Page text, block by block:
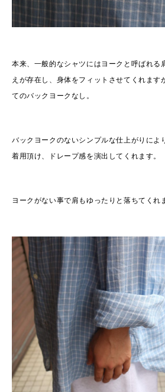
本来、一般的なシャツにはヨークと呼ばれる
えが存在し、身体をフィットさせてくれます
てのバックヨークなし。
バックヨークのないシンプルな仕上がりによ
着用頂け、ドレープ感を演出してくれます。
ヨークがない事で肩もゆったりと落ちてくれ